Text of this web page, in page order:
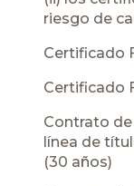
riesgo de
Certificado
Certificado
Contrato
línea de
(30 años)